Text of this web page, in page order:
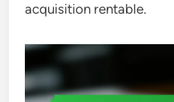
acquisition rentable.